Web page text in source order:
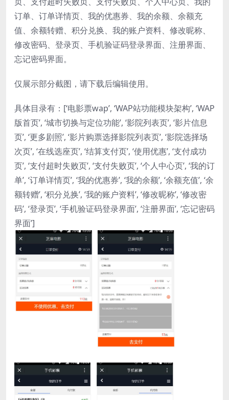
订单、订单详情页、我的优惠券、我的余额、余额充
值、余额转赠、积分兑换、我的账户资料、修改昵称、
修改密码、登录页、手机验证码登录界面、注册界面、
忘记密码界面。
仅展示部分截图，请下载后编辑使用。
具体目录有：[‘电影票wap’, ‘WAP站功能模块架构’, ‘WAP
版首页’, ‘城市切换与定位功能’, ‘影院列表页’, ‘影片信息
页’, ‘更多剧照’, ‘影片购票选择影院列表页’, ‘影院选择场
次页’, ‘在线选座页’, ‘结算支付页’, ‘使用优惠’, ‘支付成功
页’, ‘支付超时失败页’, ‘支付失败页’, ‘个人中心页’, ‘我的订
单’, ‘订单详情页’, ‘我的优惠券’, ‘我的余额’, ‘余额充值’, ‘余
额转赠’, ‘积分兑换’, ‘我的账户资料’, ‘修改昵称’, ‘修改密
码’, ‘登录页’, ‘手机验证码登录界面’, ‘注册界面’, ‘忘记密码
界面’]